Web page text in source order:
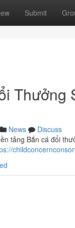
Submit
Thưởng
News
Discuss
tảng Bắn cá đổi